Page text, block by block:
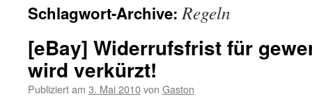
Schlagwort-Archive:Regeln
[eBay] Widerrufsfrist für
wird verkürzt!
Publiziert am 3. Mai 2010von Gaston